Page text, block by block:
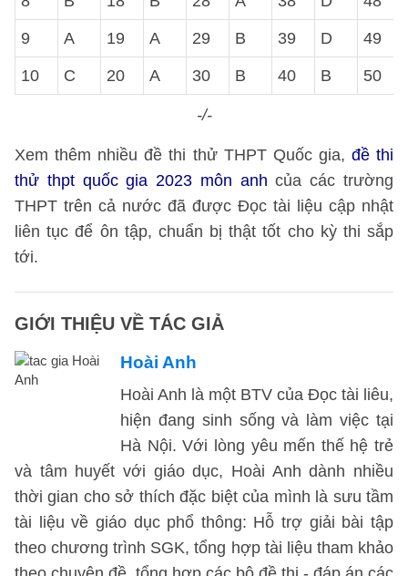
9 A 19 A 29 B 39 D 49
10 C 20 A 30 B 40 B 50
-/-
Xem thêm nhiều đề thi thử THPT Quốc gia, đề thi
thử thpt quốc gia 2023 môn anh của các trường
THPT trên cả nước đã được Đọc tài liệu cập nhật
liên tục để ôn tập, chuẩn bị thật tốt cho kỳ thi sắp
tới.
GIỚI THIỆU VỀ TÁC GIẢ
Hoài Anh
Hoài Anh là một BTV của Đọc tài liêu,
hiện đang sinh sống và làm việc tại
Hà Nội. Với lòng yêu mến thế hệ trẻ
và tâm huyết với giáo dục, Hoài Anh dành nhiều
thời gian cho sở thích đặc biệt của mình là sưu tầm
tài liệu về giáo dục phổ thông: Hỗ trợ giải bài tập
theo chương trình SGK, tổng hợp tài liệu tham khảo